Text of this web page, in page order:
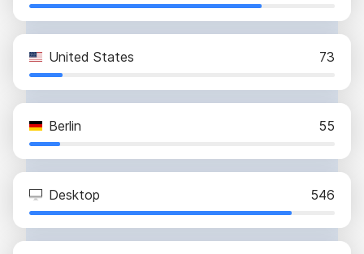
United States 73
Berlin 55
Desktop 546